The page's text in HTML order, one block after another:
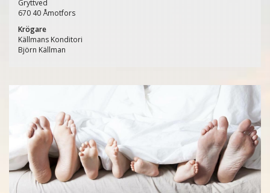
Gryttved
670 40 Åmotfors
Krögare
Källmans Konditori
Björn Källman